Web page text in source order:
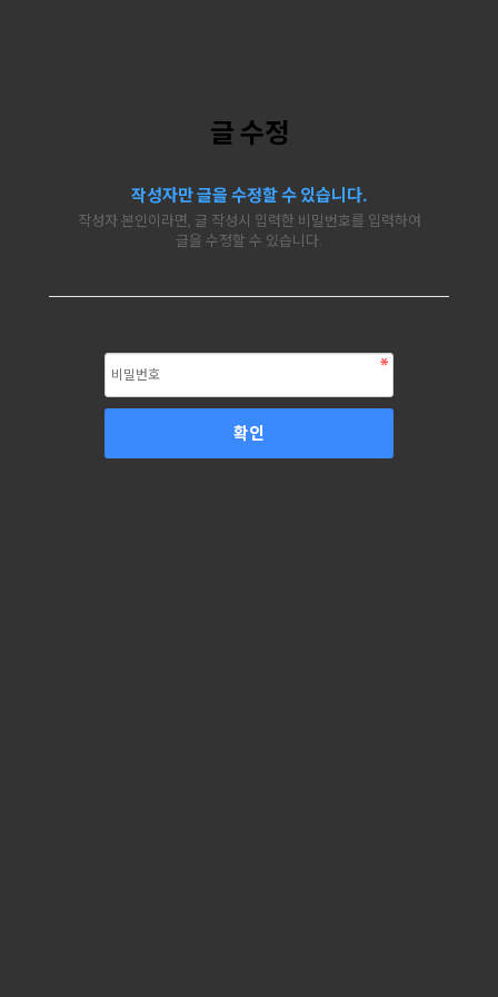
글 수정
작성자만 글을 수정할 수 있습니다.
작성자 본인이라면, 글 작성시 입력한 비밀번호를 입력하여
글을 수정할 수 있습니다.